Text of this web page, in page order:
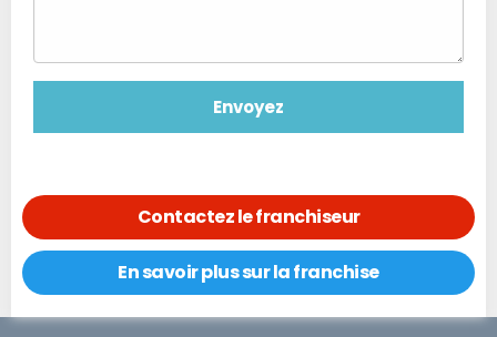
Contactez le franchiseur
En savoir plus sur la franchise